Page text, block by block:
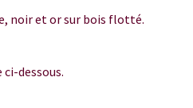
noir et or sur bois flotté.
dessous.